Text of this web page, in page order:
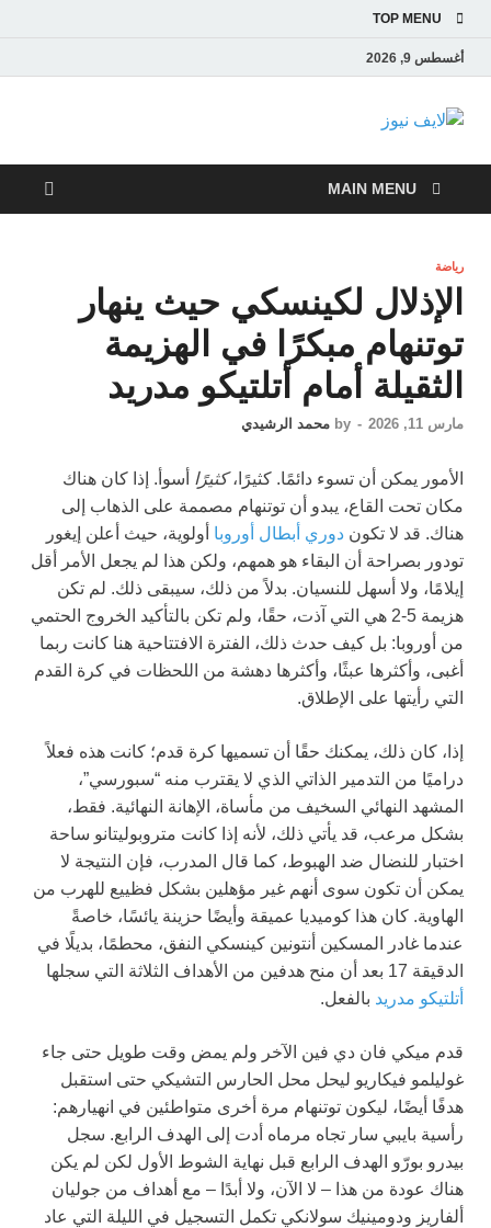
TOP MENU
أغسطس 9, 2026
لايف نيوز
MAIN MENU
رياضة
الإذلال لكينسكي حيث ينهار
توتنهام مبكرًا في الهزيمة
الثقيلة أمام أتلتيكو مدريد
مارس 11, 2026 -
by محمد الرشيدي
الأمور يمكن أن تسوء دائمًا. كثيرًا،كثيرًا
أسوأ. إذا كان هناك
مكان تحت القاع، يبدو أن توتنهام مصممة على الذهاب إلى
هناك. قد لا تكون دوري أبطال أوروبا أولوية، حيث أعلن إيغور
تودور بصراحة أن البقاء هو همهم، ولكن هذا لم يجعل الأمر أقل
إيلامًا، ولا أسهل للنسيان. بدلاً من ذلك، سيبقى ذلك. لم تكن
هزيمة 5-2 هي التي آذت، حقًا، ولم تكن بالتأكيد الخروج الحتمي
من أوروبا: بل كيف حدث ذلك، الفترة الافتتاحية هنا كانت ربما
أغبى، وأكثرها عبثًا، وأكثرها دهشة من اللحظات في كرة القدم
التي رأيتها على الإطلاق.
إذا، كان ذلك، يمكنك حقًا أن تسميها كرة قدم؛ كانت هذه فعلاً
دراميًا من التدمير الذاتي الذي لا يقترب منه “سبورسي”،
المشهد النهائي السخيف من مأساة، الإهانة النهائية. فقط،
بشكل مرعب، قد يأتي ذلك، لأنه إذا كانت متروبوليتانو ساحة
اختبار للنضال ضد الهبوط، كما قال المدرب، فإن النتيجة لا
يمكن أن تكون سوى أنهم غير مؤهلين بشكل فظييع للهرب من
الهاوية. كان هذا كوميديا عميقة وأيضًا حزينة يائسًا، خاصةً
عندما غادر المسكين أنتونين كينسكي النفق، محطمًا، بديلًا في
الدقيقة 17 بعد أن منح هدفين من الأهداف الثلاثة التي سجلها
أتلتيكو مدريد بالفعل.
قدم ميكي فان دي فين الآخر ولم يمض وقت طويل حتى جاء
غوليلمو فيكاريو ليحل محل الحارس التشيكي حتى استقبل
هدفًا أيضًا، ليكون توتنهام مرة أخرى متواطئين في انهيارهم:
رأسية بايبي سار تجاه مرماه أدت إلى الهدف الرابع. سجل
بيدرو بورّو الهدف الرابع قبل نهاية الشوط الأول لكن لم يكن
هناك عودة من هذا – لا الآن، ولا أبدًا – مع أهداف من جوليان
ألفاريز ودومينيك سولانكي تكمل التسجيل في الليلة التي عاد